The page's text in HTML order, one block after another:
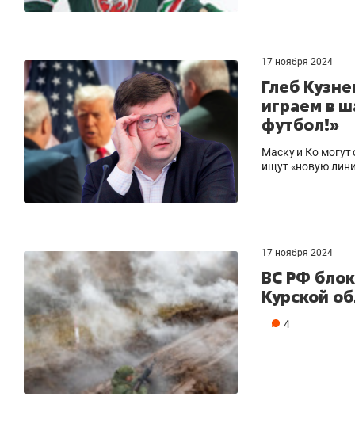
17 ноября 2024
Глеб
играем в
футбол!»
Маску и Ко могут
ищут «новую
17 ноября 2024
ВС РФ
Курской
4